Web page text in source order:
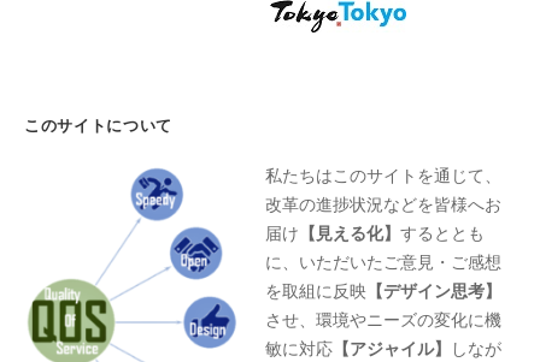
このサイトについて
私たちはこのサイトを通じて、
改革の進捗状況などを皆様へお
届け 【見える化】するととも
に、いただいたご意見・ご感想
を取組に反映 【デザイン思考】
させ、環境やニーズの変化に機
敏に対応 【アジャイル】
しなが